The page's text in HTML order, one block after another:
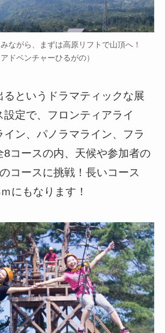
ながら、まずは高原リフトで山頂へ！
ドベンチャーひるがの）
というドラマティックな展
定で、フロンティアライ
ン、パノラマライン、フラ
8コースの内、天候や参加者の
コースに挑戦！長いコース
にもなります！